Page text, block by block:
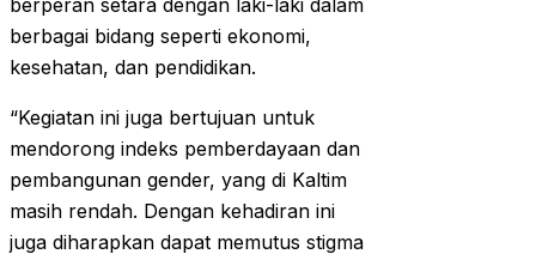
berperan setara dengan laki-laki dalam
berbagai bidang seperti ekonomi,
kesehatan, dan pendidikan.
“Kegiatan ini juga bertujuan untuk
mendorong indeks pemberdayaan dan
pembangunan gender, yang di Kaltim
masih rendah. Dengan kehadiran ini
juga diharapkan dapat memutus stigma